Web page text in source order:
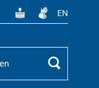
EN
Suchen